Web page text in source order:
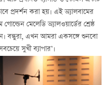
প্রদর্শন করা হয়। এই অ্যালবামের
মেলেডি অ্যালওয়ার্ডের শ্রেষ্ঠ
বন্ধুরা, এখন আমরা একসঙ্গে শুনবো
সুখী ব্যাপার’।